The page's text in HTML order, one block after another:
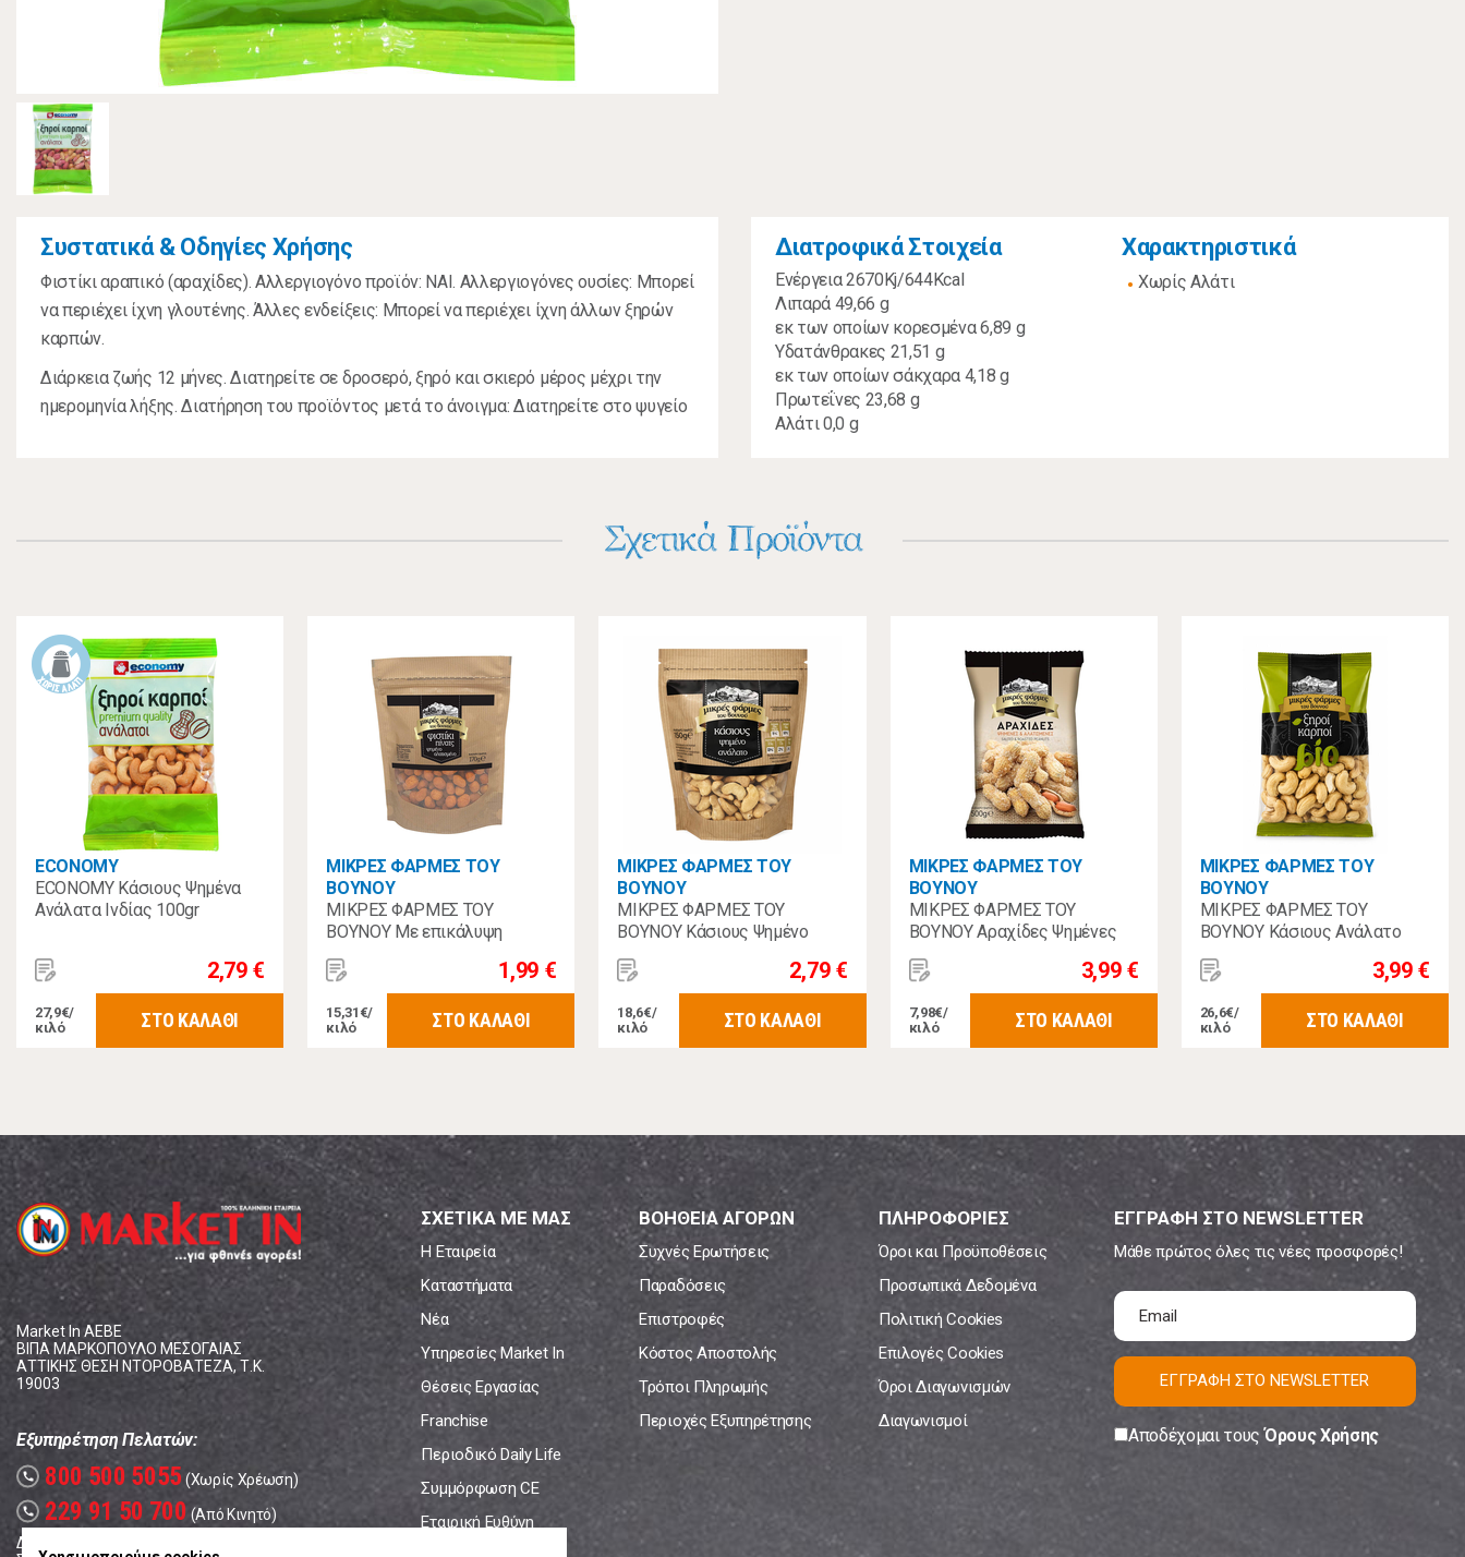
Συστατικά & Οδηγίες Χρήσης
Φιστίκι αραπικό (αραχίδες). Αλλεργιογόνο προϊόν: ΝΑΙ. Αλλεργιογόνες ουσίες: Μπορεί
να περιέχει ίχνη γλουτένης. Άλλες ενδείξεις: Μπορεί να περιέχει ίχνη άλλων ξηρών
καρπών.
Διάρκεια ζωής 12 μήνες. Διατηρείτε σε δροσερό, ξηρό και σκιερό μέρος μέχρι την
ημερομηνία λήξης. Διατήρηση του προϊόντος μετά το άνοιγμα: Διατηρείτε στο ψυγείο
Διατροφικά Στοιχεία
Ενέργεια 2670Kj/644Kcal
Λιπαρά 49,66 g
εκ των οποίων κορεσμένα 6,89 g
Υδατάνθρακες 21,51 g
εκ των οποίων σάκχαρα 4,18 g
Πρωτεΐνες 23,68 g
Αλάτι 0,0 g
Χαρακτηριστικά
Χωρίς Αλάτι
Σχετικά Προϊόντα
ECONOMY
ECONOMY Κάσιους Ψημένα
Ανάλατα Ινδίας 100gr
2,79 €
27,9€/
κιλό
ΣΤΟ ΚΑΛΑΘΙ
ΜΙΚΡΕΣ ΦΑΡΜΕΣ ΤΟΥ
ΒΟΥΝΟΥ
ΜΙΚΡΕΣ ΦΑΡΜΕΣ ΤΟΥ
ΒΟΥΝΟΥ Με επικάλυψη
Πάπρικας 130γρ.
1,99 €
15,31€/
κιλό
ΣΤΟ ΚΑΛΑΘΙ
ΜΙΚΡΕΣ ΦΑΡΜΕΣ ΤΟΥ
ΒΟΥΝΟΥ
ΜΙΚΡΕΣ ΦΑΡΜΕΣ ΤΟΥ
ΒΟΥΝΟΥ Κάσιους Ψημένο
Ανάλατο 150γρ
2,79 €
18,6€/
κιλό
ΣΤΟ ΚΑΛΑΘΙ
ΜΙΚΡΕΣ ΦΑΡΜΕΣ ΤΟΥ
ΒΟΥΝΟΥ
ΜΙΚΡΕΣ ΦΑΡΜΕΣ ΤΟΥ
ΒΟΥΝΟΥ Αραχίδες Ψημένες
Αλατισμένες 500γρ
3,99 €
7,98€/
κιλό
ΣΤΟ ΚΑΛΑΘΙ
ΜΙΚΡΕΣ ΦΑΡΜΕΣ ΤΟΥ
ΒΟΥΝΟΥ
ΜΙΚΡΕΣ ΦΑΡΜΕΣ ΤΟΥ
ΒΟΥΝΟΥ Κάσιους Ανάλατο
Βιολογικό 150γρ
3,99 €
26,6€/
κιλό
ΣΤΟ ΚΑΛΑΘΙ
Market In ΑΕΒΕ
ΒΙΠΑ ΜΑΡΚΟΠΟΥΛΟ ΜΕΣΟΓΑΙΑΣ
ΑΤΤΙΚΗΣ ΘΕΣΗ ΝΤΟΡΟΒΑΤΕΖΑ, Τ.Κ.
19003
Εξυπηρέτηση Πελατών:
call 800 500 5055 (Χωρίς Χρέωση)
call 229 91 50 700 (Από Κινητό)
Δευτέρα - Παρασκευή: 08:00 - 17:00
ΣΧΕΤΙΚΑ ΜΕ ΜΑΣ
Η Εταιρεία
Καταστήματα
Νέα
Υπηρεσίες Market In
Θέσεις Εργασίας
Franchise
Περιοδικό Daily Life
Συμμόρφωση CE
Εταιρική Ευθύνη
ΒΟΗΘΕΙΑ ΑΓΟΡΩΝ
Συχνές Ερωτήσεις
Παραδόσεις
Επιστροφές
Κόστος Αποστολής
Τρόποι Πληρωμής
Περιοχές Εξυπηρέτησης
ΠΛΗΡΟΦΟΡΙΕΣ
Όροι και Προϋποθέσεις
Προσωπικά Δεδομένα
Πολιτική Cookies
Επιλογές Cookies
Όροι Διαγωνισμών
Διαγωνισμοί
ΕΓΓΡΑΦΗ ΣΤΟ NEWSLETTER
Μάθε πρώτος όλες τις νέες προσφορές!
ΕΓΓΡΑΦΗ ΣΤΟ NEWSLETTER
Αποδέχομαι τουςΌρους Χρήσης